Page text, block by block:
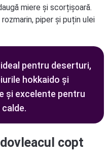
miere și scorțișoară.
piper și puțin ulei
pentru deserturi,
hokkaido și
și excelente pentru
copt